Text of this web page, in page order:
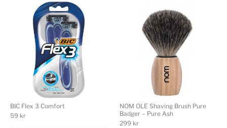
BIC Flex 3 Comfort
59 kr
NOM OLE Shaving Brush Pure
Badger – Pure Ash
299 kr